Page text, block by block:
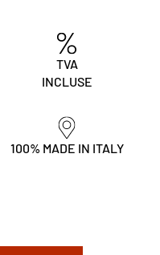
TVA
INCLUSE
100% MADE IN ITALY